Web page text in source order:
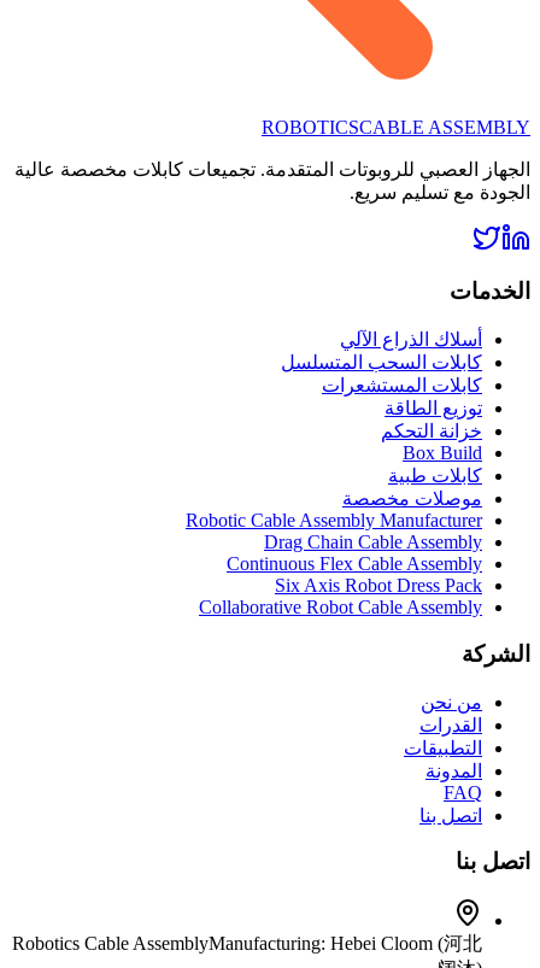
ROBOTICSCABLE ASSEMBLY
الجهاز العصبي للروبوتات المتقدمة. تجميعات كابلات مخصصة عالية
الجودة مع تسليم سريع.
الخدمات
أسلاك الذراع الآلي
كابلات السحب المتسلسل
كابلات المستشعرات
توزيع الطاقة
خزانة التحكم
Box Build
كابلات طبية
موصلات مخصصة
Robotic Cable Assembly Manufacturer
Drag Chain Cable Assembly
Continuous Flex Cable Assembly
Six Axis Robot Dress Pack
Collaborative Robot Cable Assembly
الشركة
من نحن
القدرات
التطبيقات
المدونة
FAQ
اتصل بنا
اتصل بنا
Robotics Cable AssemblyManufacturing: Hebei Cloom (河北